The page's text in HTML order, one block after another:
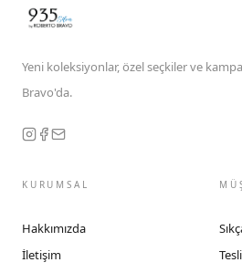
Yeni koleksiyonlar, özel seçkiler ve
Bravo'da.
KURUMSAL
Hakkımızda
İletişim